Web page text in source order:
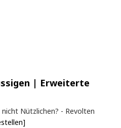
| Erweiterte
Nützlichen? - Revolten